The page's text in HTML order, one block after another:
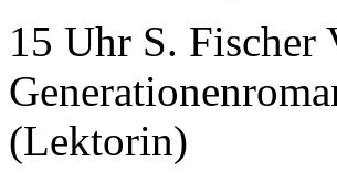
15 Uhr S. Fischer
(Lektorin)